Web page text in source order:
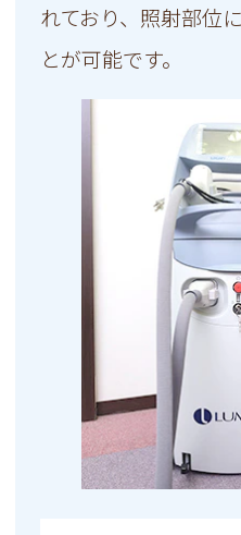
れており、照射部位
とが可能です。